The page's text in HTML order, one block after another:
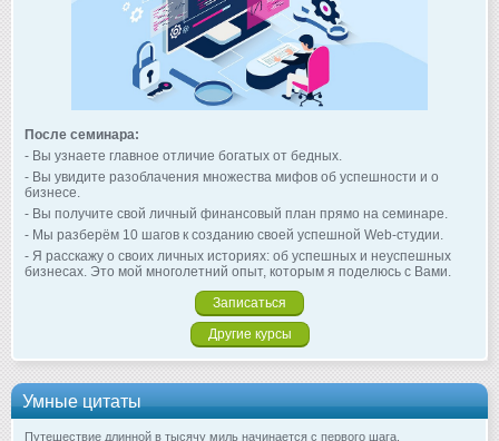
После семинара:
- Вы узнаете главное отличие богатых от бедных.
- Вы увидите разоблачения множества мифов об успешности и о
бизнесе.
- Вы получите свой личный финансовый план прямо на семинаре.
- Мы разберём 10 шагов к созданию своей успешной Web-студии.
- Я расскажу о своих личных историях: об успешных и неуспешных
бизнесах. Это мой многолетний опыт, которым я поделюсь с Вами.
Записаться
Другие курсы
Умные цитаты
Путешествие длинной в тысячу миль начинается с первого шага.